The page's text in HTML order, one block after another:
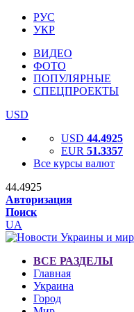
РУС
УКР
ВИДЕО
ФОТО
ПОПУЛЯРНЫЕ
СПЕЦПРОЕКТЫ
USD
USD 44.4925
EUR 51.3357
Все курсы валют
44.4925
Авторизация
Поиск
UA
ВСЕ РАЗДЕЛЫ
Главная
Украина
Город